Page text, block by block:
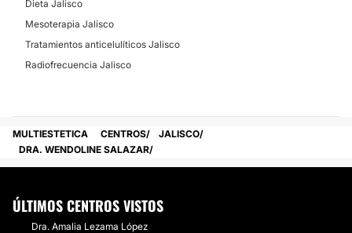
Dieta Jalisco
Mesoterapia Jalisco
Tratamientos anticelulíticos Jalisco
Radiofrecuencia Jalisco
MULTIESTETICA CENTROS
JALISCO
DRA. WENDOLINE SALAZAR
ÚLTIMOS CENTROS VISTOS
Dra. Amalia Lezama López